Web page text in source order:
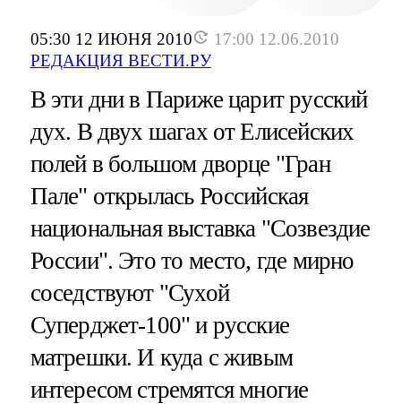
05:30 12 ИЮНЯ 2010
17:00 12.06.2010
РЕДАКЦИЯ ВЕСТИ.РУ
В эти дни в Париже царит русский
дух. В двух шагах от Елисейских
полей в большом дворце "Гран
Пале" открылась Российская
национальная выставка "Созвездие
России". Это то место, где мирно
соседствуют "Сухой
Суперджет-100" и русские
матрешки. И куда с живым
интересом стремятся многие